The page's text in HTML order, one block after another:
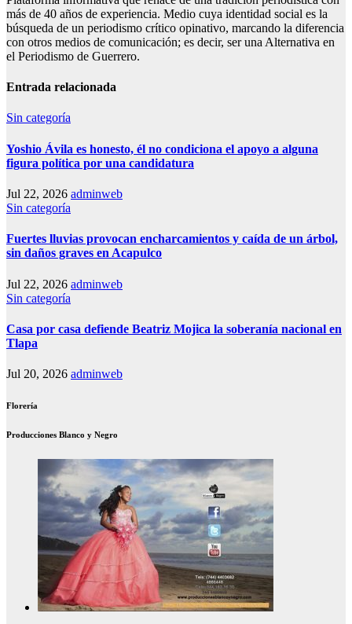
más de 40 años de experiencia. Medio cuya identidad social es la
búsqueda de un periodismo crítico opinativo, marcando la diferencia
con otros medios de comunicación; es decir, ser una Alternativa en
el Periodismo de Guerrero.
Entrada relacionada
Sin categoría
Yoshio Ávila es honesto, él no condiciona el apoyo a alguna
figura política por una candidatura
Jul 22, 2026 adminweb
Sin categoría
Fuertes lluvias provocan encharcamientos y caída de un árbol,
sin daños graves en Acapulco
Jul 22, 2026 adminweb
Sin categoría
Casa por casa defiende Beatriz Mojica la soberanía nacional en
Tlapa
Jul 20, 2026 adminweb
Florería
Producciones Blanco y Negro